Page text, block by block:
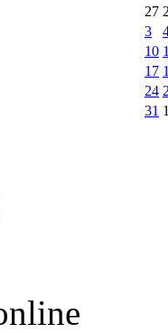
27
3
10
17
24
31